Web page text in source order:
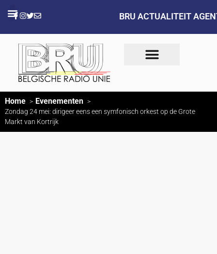
BRU ACTUALITEIT
Home Evenementen
Zondag 24 mei: dirigeer eens een symfonisch orkest op de Grote
Markt van Kortrijk